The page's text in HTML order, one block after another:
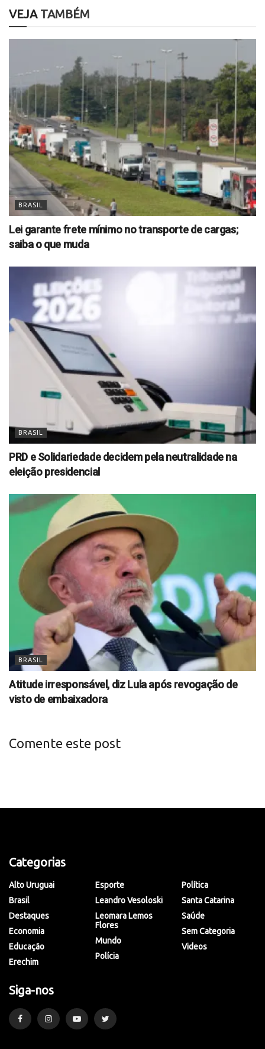
VEJATAMBÉM
BRASIL
Lei garante frete mínimo no transporte de cargas;
saiba o que muda
BRASIL
PRD e Solidariedade decidem pela neutralidade na
eleição presidencial
BRASIL
Atitude irresponsável, diz Lula após revogação de
visto de embaixadora
Comente este post
Categorias
Alto Uruguai
Brasil
Destaques
Economia
Educação
Erechim
Esporte
Leandro Vesoloski
Leomara Lemos
Flores
Mundo
Polícia
Política
Santa Catarina
Saúde
Sem Categoria
Videos
Siga-nos